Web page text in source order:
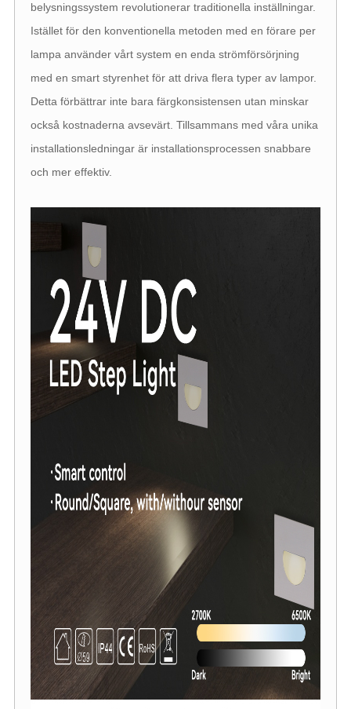
belysningssystem revolutionerar traditionella inställningar.
Istället för den konventionella metoden med en förare per
lampa använder vårt system en enda strömförsörjning
med en smart styrenhet för att driva flera typer av lampor.
Detta förbättrar inte bara färgkonsistensen utan minskar
också kostnaderna avsevärt. Tillsammans med våra unika
installationsledningar är installationsprocessen snabbare
och mer effektiv.